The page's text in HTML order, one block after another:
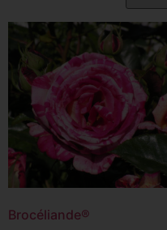
Brocéliande®